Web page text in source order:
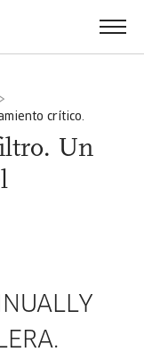
crítico.
Un